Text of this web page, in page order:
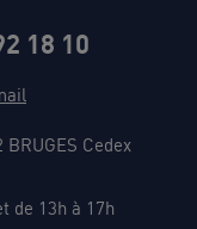
18 10
Cedex
de 13h à 17h